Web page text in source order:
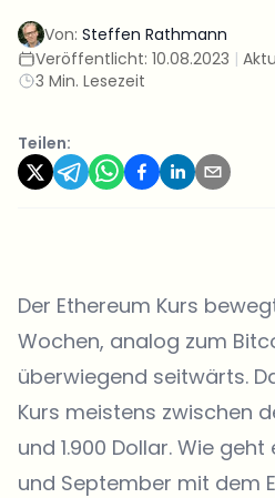
Von: Steffen Rathmann
Veröffentlicht: 10.08.2023 |
3 Min. Lesezeit
Teilen:
Der Ethereum Kurs
Wochen, analog zum
überwiegend seitwärts.
Kurs meistens zwischen
und 1.900 Dollar. Wie
und September mit dem